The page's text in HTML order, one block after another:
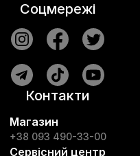
Соцмережі
Контакти
Магазин
+38 093 490-33-00
Сервісний центр